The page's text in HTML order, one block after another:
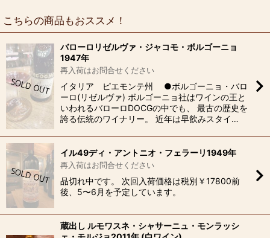
こちらの商品もおススメ！
バローロリゼルヴァ・ジャコモ・ボルゴーニョ
1947年
再入荷はお問合せください
イタリア ピエモンテ州 ●ボルゴーニョ・バロ
ーロ(リゼルヴァ) ボルゴーニョ社はワインの王と
いわれるバローロDOCGの中でも、 最古の歴史を
誇る伝統のワイナリー。 近年は早飲みスタイ…
イル49ディ・アントニオ・フェラーリ1949年
再入荷はお問合せください
品切れ中です。 次回入荷価格は税別￥17800前
後、5〜6月を予定しています。
蔵出し ルモワスネ・シャサーニュ・モンラッシ